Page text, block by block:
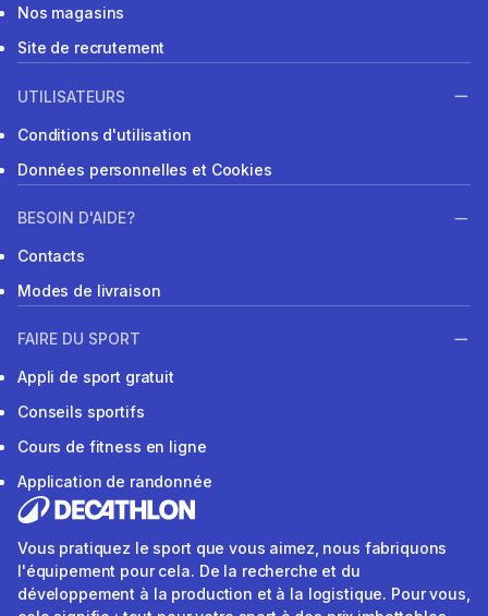
Nos magasins
Site de recrutement
UTILISATEURS
Conditions d'utilisation
Données personnelles et Cookies
BESOIN D'AIDE?
Contacts
Modes de livraison
FAIRE DU SPORT
Appli de sport gratuit
Conseils sportifs
Cours de fitness en ligne
Application de randonnée
Vous pratiquez le sport que vous aimez, nous fabriquons
l'équipement pour cela. De la recherche et du
développement à la production et à la logistique. Pour vous,